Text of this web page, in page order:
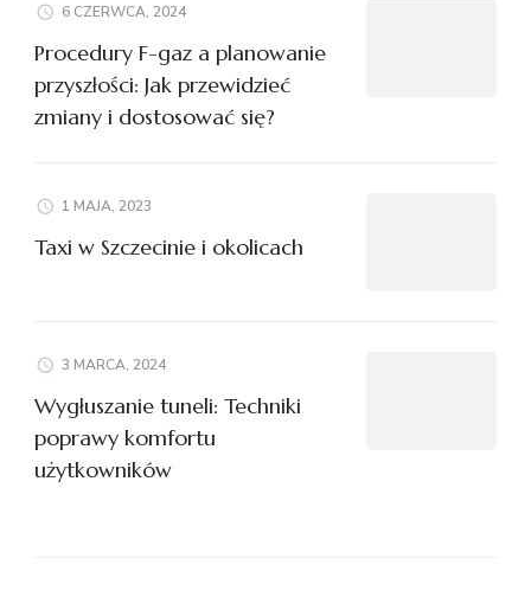
6 CZERWCA, 2024
Procedury F-gaz a planowanie
przyszłości: Jak przewidzieć
zmiany i dostosować się?
1 MAJA, 2023
Taxi w Szczecinie i okolicach
3 MARCA, 2024
Wygłuszanie tuneli: Techniki
poprawy komfortu
użytkowników